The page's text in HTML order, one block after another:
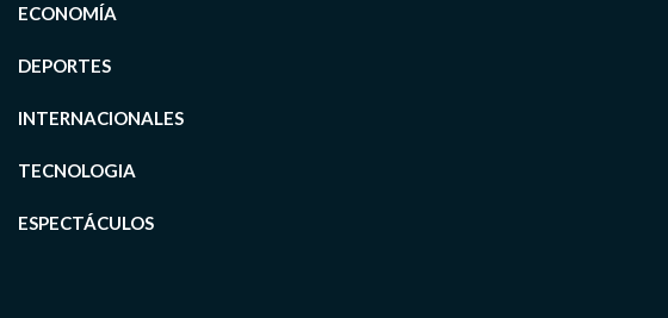
ECONOMÍA
DEPORTES
INTERNACIONALES
TECNOLOGIA
ESPECTÁCULOS